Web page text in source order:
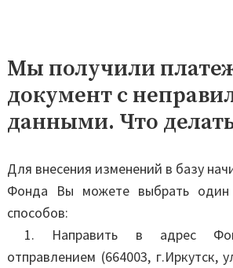
содержимому
Мы получили
документ с
данными. Что
Для внесения изменений в базу
Фонда Вы можете выбрать
способов:
1. Направить в адрес
отправлением (664003, г.Иркутск,